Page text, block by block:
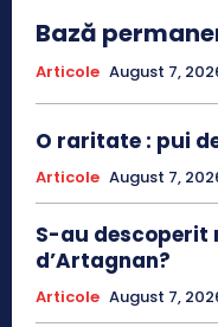
Bază
Articole August 7,
O raritate : pui
Articole August 7,
S-au descoperit
d’Artagnan?
Articole August 7,